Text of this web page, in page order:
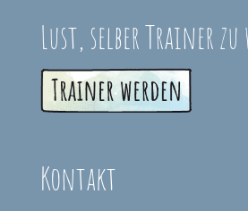
Lust, selber Trainer zu
Kontakt